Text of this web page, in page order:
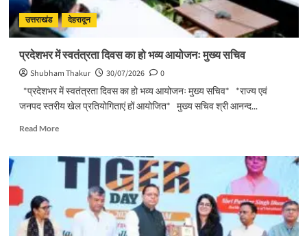
कांवड़ियों
का
अभिनंदन
उत्तराखंड देहरादून
प्रदेशभर में स्वतंत्रता दिवस का हो भव्य आयोजनः मुख्य सचिव
Shubham Thakur 30/07/2026
0
*प्रदेशभर में स्वतंत्रता दिवस का हो भव्य आयोजनः मुख्य सचिव* *राज्य एवं
जनपद स्तरीय खेल प्रतियोगिताएं हों आयोजित* मुख्य सचिव श्री आनन्द...
Read MoreRead
प्रदेशभर
स्वतंत्रता
का
हो